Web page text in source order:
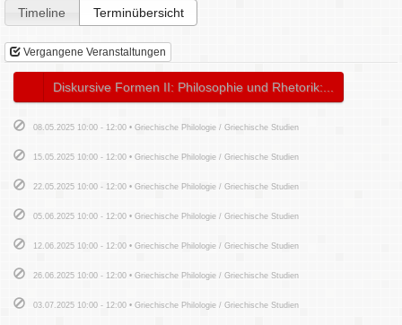
Timeline Terminübersicht
Vergangene Veranstaltungen
Diskursive Formen II: Philosophie und Rhetorik:...
08.05.2025 10:00 - 12:00 • Griechische Philologie / Griechische Studien
15.05.2025 10:00 - 12:00 • Griechische Philologie / Griechische Studien
22.05.2025 10:00 - 12:00 • Griechische Philologie / Griechische Studien
05.06.2025 10:00 - 12:00 • Griechische Philologie / Griechische Studien
12.06.2025 10:00 - 12:00 • Griechische Philologie / Griechische Studien
26.06.2025 10:00 - 12:00 • Griechische Philologie / Griechische Studien
03.07.2025 10:00 - 12:00 • Griechische Philologie / Griechische Studien